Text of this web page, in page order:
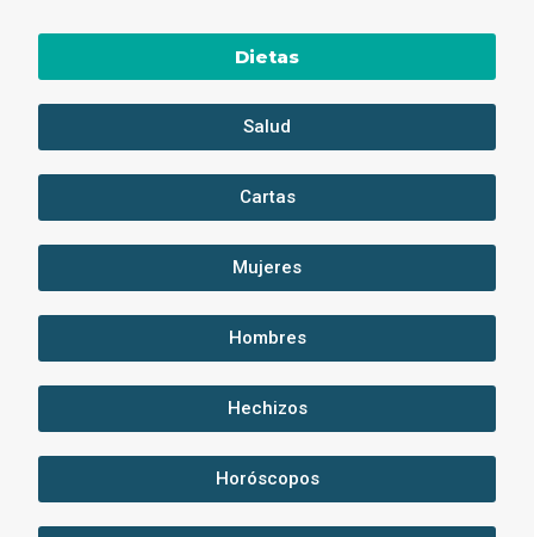
Salud
Cartas
Mujeres
Hombres
Hechizos
Horóscopos
Dietas